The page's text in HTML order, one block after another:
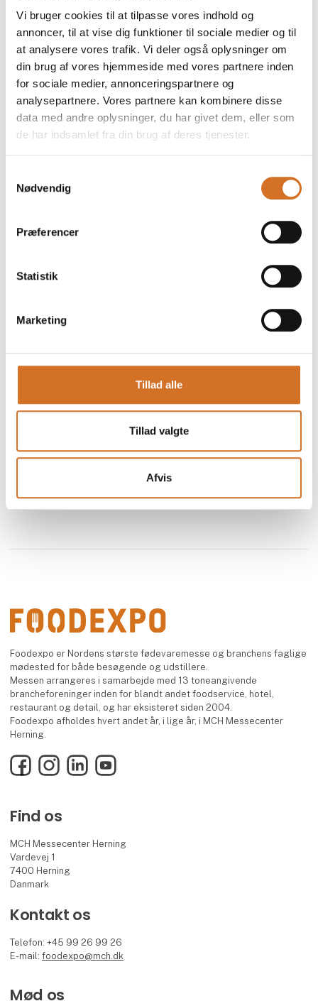
Vi bruger cookies til at tilpasse vores indhold og
annoncer, til at vise dig funktioner til sociale medier og til
at analysere vores trafik. Vi deler også oplysninger om
din brug af vores hjemmeside med vores partnere inden
for sociale medier, annonceringspartnere og
analysepartnere. Vores partnere kan kombinere disse
data med andre oplysninger, du har givet dem, eller som
de har indsamlet fra din brug af deres tjenester.
Nødvendig
Præferencer
Statistik
Marketing
Tillad alle
Tillad valgte
Afvis
Produktet er tilføjet af:
Leverandør af Danmarks største non-food
Foodexpo er Nordens største fødevaremesse og branchens faglige
mødested for både besøgende og udstillere.
Messen arrangeres i samarbejde med 13 toneangivende
brancheforeninger inden for blandt andet foodservice, hotel,
restaurant og detail, og har eksisteret siden 2004.
Foodexpo afholdes hvert andet år, i lige år, i MCH Messecenter
Herning.
FacebookInstagramLinkedInYouTube
Find os
MCH Messecenter Herning
Vardevej 1
7400 Herning
Danmark
Kontakt os
Telefon: +45 99 26 99 26
E-mail:foodexpo@mch.dk
Mød os